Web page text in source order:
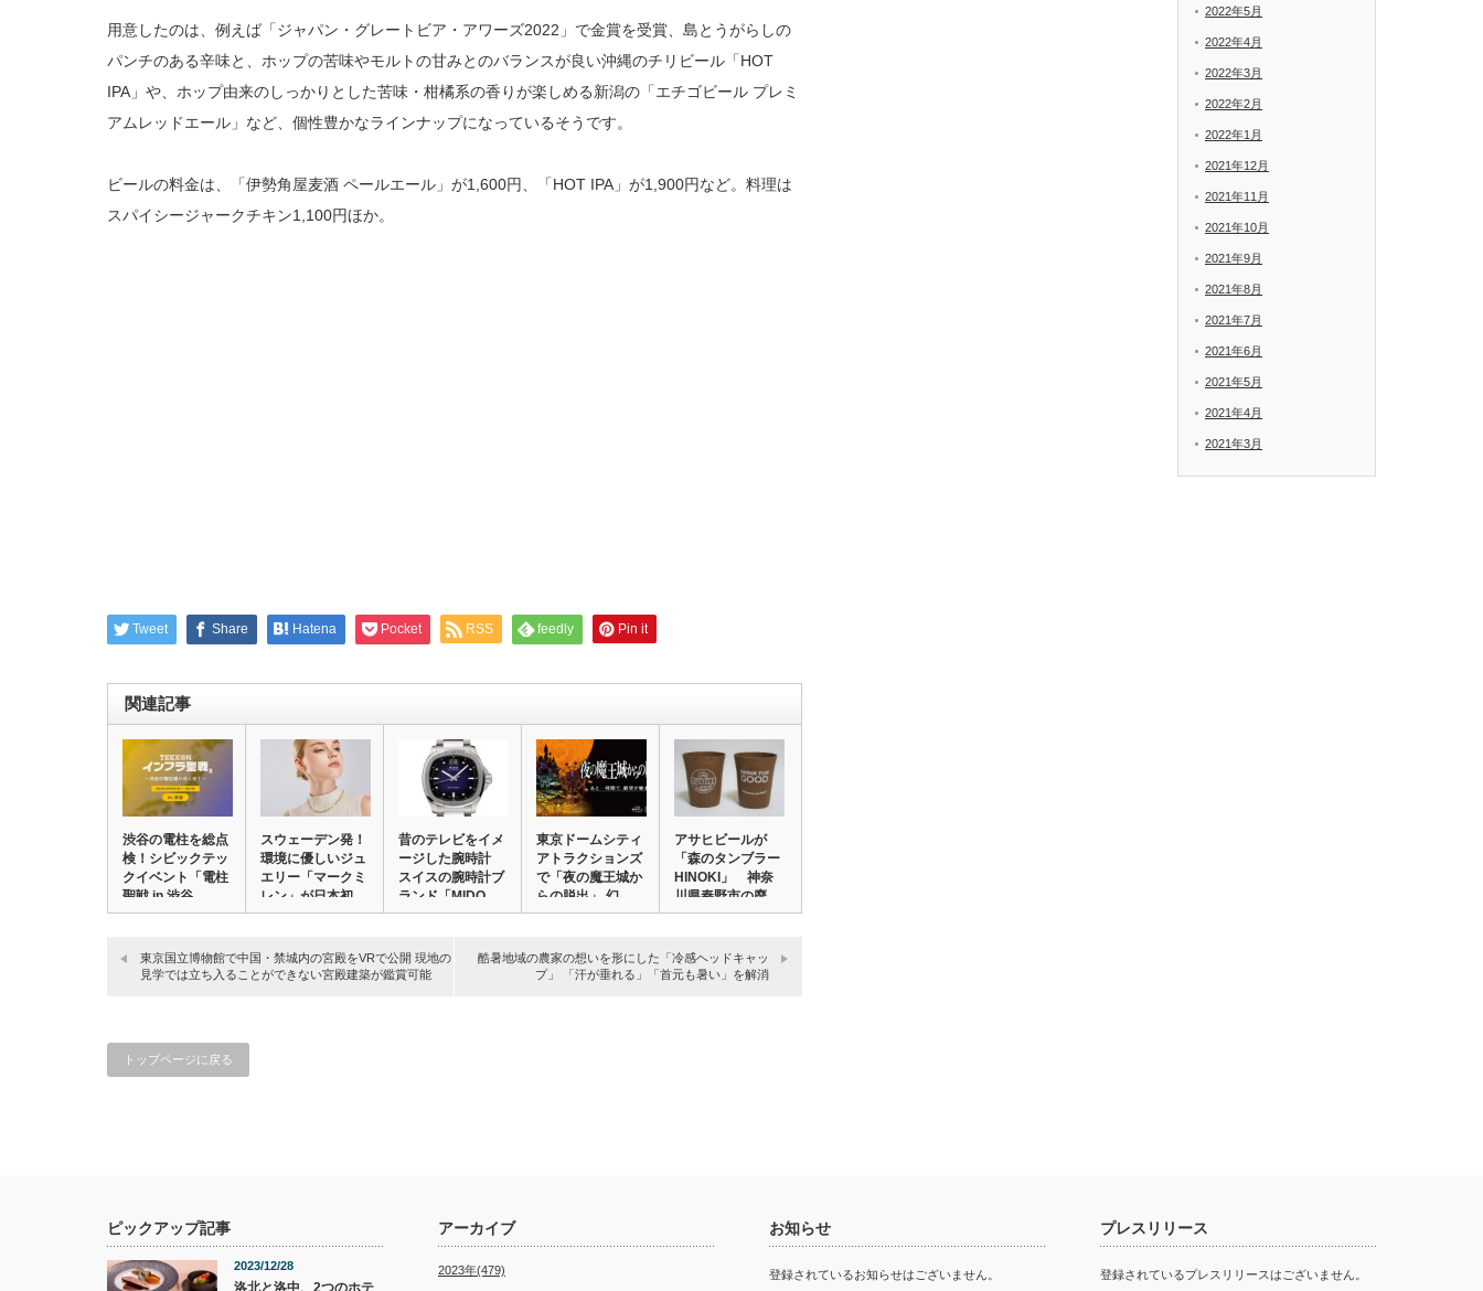
用意したのは、例えば「ジャパン・グレートビア・アワーズ2022」で金賞を受賞、島とうがらしの
パンチのある辛味と、ホップの苦味やモルトの甘みとのバランスが良い沖縄のチリビール「HOT
IPA」や、ホップ由来のしっかりとした苦味・柑橘系の香りが楽しめる新潟の「エチゴビール プレミ
アムレッドエール」など、個性豊かなラインナップになっているそうです。
ビールの料金は、「伊勢角屋麦酒 ペールエール」が1,600円、「HOT IPA」が1,900円など。料理は
スパイシージャークチキン1,100円ほか。
Tweet Share Hatena Pocket RSS feedly Pin it
関連記事
渋谷の電柱を総点
検！シビックテッ
クイベント「電柱
聖戦 in 渋谷…
スウェーデン発！
環境に優しいジュ
エリー「マークミ
レン」が日本初
上…
昔のテレビをイメ
ージした腕時計
スイスの腕時計ブ
ランド「MIDO…
東京ドームシティ
アトラクションズ
で「夜の魔王城か
らの脱出」 幻…
アサヒビールが
「森のタンブラー
HINOKI」 神奈
川県秦野市の廃…
東京国立博物館で中国・禁城内の宮殿をVRで公開 現地の
見学では立ち入ることができない宮殿建築が鑑賞可能
酷暑地域の農家の想いを形にした「冷感ヘッドキャッ
プ」 「汗が垂れる」「首元も暑い」を解消
トップページに戻る
2022年5月
2022年4月
2022年3月
2022年2月
2022年1月
2021年12月
2021年11月
2021年10月
2021年9月
2021年8月
2021年7月
2021年6月
2021年5月
2021年4月
2021年3月
ピックアップ記事
2023/12/28
洛北と洛中、2つのホテ
アーカイブ
2023年(479)
お知らせ
登録されているお知らせはございません。
プレスリリース
登録されているプレスリリースはございません。